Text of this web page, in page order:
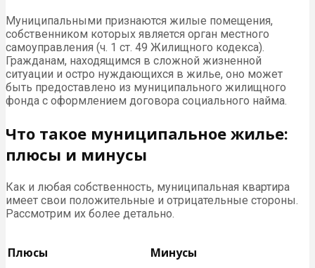
Муниципальными признаются жилые помещения,
собственником которых является орган местного
самоуправления (ч. 1 ст. 49 Жилищного кодекса).
Гражданам, находящимся в сложной жизненной
ситуации и остро нуждающихся в жилье, оно может
быть предоставлено из муниципального жилищного
фонда с оформлением договора социального найма.
Что такое муниципальное жилье:
плюсы и минусы
Как и любая собственность, муниципальная квартира
имеет свои положительные и отрицательные стороны.
Рассмотрим их более детально.
Плюсы Минусы